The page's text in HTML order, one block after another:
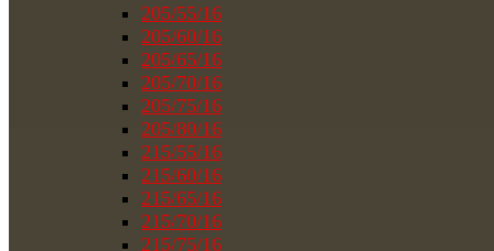
205/55/16
205/60/16
205/65/16
205/70/16
205/75/16
205/80/16
215/55/16
215/60/16
215/65/16
215/70/16
215/75/16